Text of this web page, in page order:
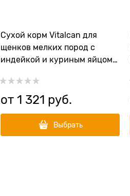
Сухой корм Vitalcan для
щенков мелких пород с
индейкой и куриным яйцом
от 1 321 руб.
Выбрать